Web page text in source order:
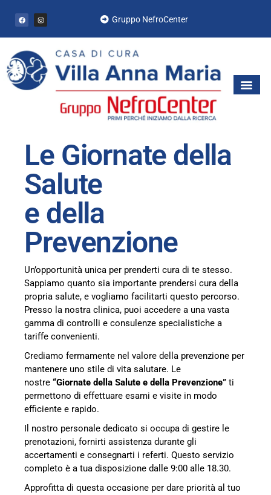
Gruppo NefroCenter
Le Giornate della
Salute
e della
Prevenzione
Un’opportunità unica per prenderti cura di te stesso.
Sappiamo quanto sia importante prendersi cura della
propria salute, e vogliamo facilitarti questo percorso.
Presso la nostra clinica, puoi accedere a una vasta
gamma di controlli e consulenze specialistiche a
tariffe convenienti.
Crediamo fermamente nel valore della prevenzione per
mantenere uno stile di vita salutare. Le
nostre“Giornate della Salute e della Prevenzione” ti
permettono di effettuare esami e visite in modo
efficiente e rapido.
Il nostro personale dedicato si occupa di gestire le
prenotazioni, fornirti assistenza durante gli
accertamenti e consegnarti i referti. Questo servizio
completo è a tua disposizione dalle 9:00 alle 18.30.
Approfitta di questa occasione per dare priorità al tuo